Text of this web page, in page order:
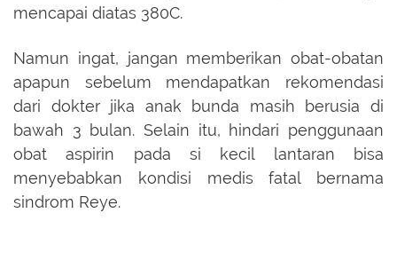
mencapai diatas 380C.
Namun ingat, jangan memberikan obat-obatan
apapun sebelum mendapatkan rekomendasi
dari dokter jika anak bunda masih berusia di
bawah 3 bulan. Selain itu, hindari penggunaan
obat aspirin pada si kecil lantaran bisa
menyebabkan kondisi medis fatal bernama
sindrom Reye.